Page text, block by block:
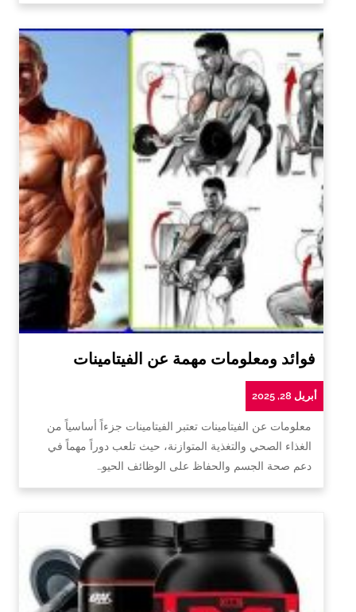
فوائد ومعلومات مهمة عن الفيتامينات
أبريل 28, 2025
معلومات عن الفيتامينات تعتبر الفيتامينات جزءاً أساسياً من
الغذاء الصحي والتغذية المتوازنة، حيث تلعب دوراً مهماً في
دعم صحة الجسم والحفاظ على الوظائف الحيو…